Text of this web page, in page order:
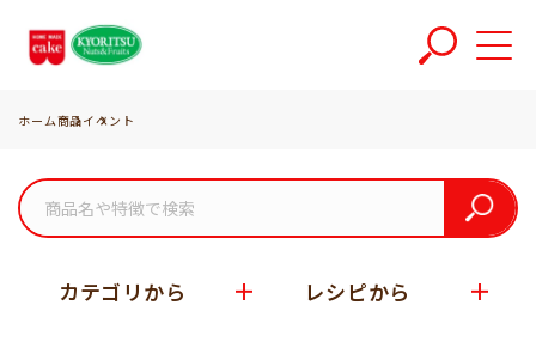
ホーム商品イベント
カテゴリから レシピから